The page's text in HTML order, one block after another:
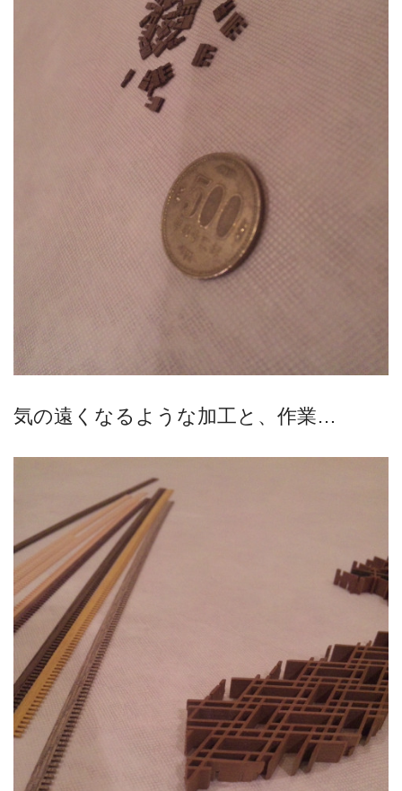
気の遠くなるような加工と、作業…